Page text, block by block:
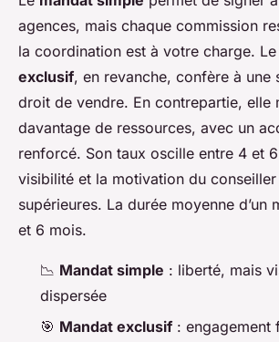
agences, mais chaque commission
la coordination est à votre charge. Le
exclusif, en revanche, confère à une
droit de vendre. En contrepartie, elle
davantage de ressources, avec un
renforcé. Son taux oscille entre 4 et
visibilité et la motivation du
supérieures. La durée moyenne d’un
et 6 mois.
📉 Mandat simple : liberté, mais
dispersée
🎯 Mandat exclusif : engagement